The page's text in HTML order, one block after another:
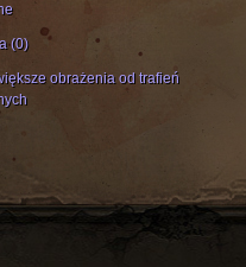
(0)
obrażenia od trafień